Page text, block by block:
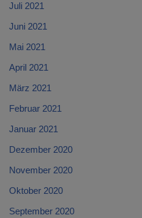
Juli 2021
Juni 2021
Mai 2021
April 2021
März 2021
Februar 2021
Januar 2021
Dezember 2020
November 2020
Oktober 2020
September 2020